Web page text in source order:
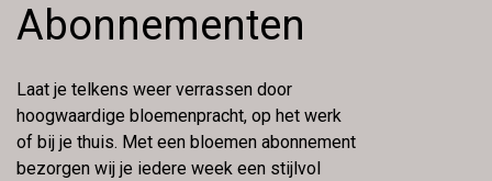
Abonnementen
Laat je telkens weer verrassen door
hoogwaardige bloemenpracht, op het werk
of bij je thuis. Met een bloemen abonnement
bezorgen wij je iedere week een stijlvol